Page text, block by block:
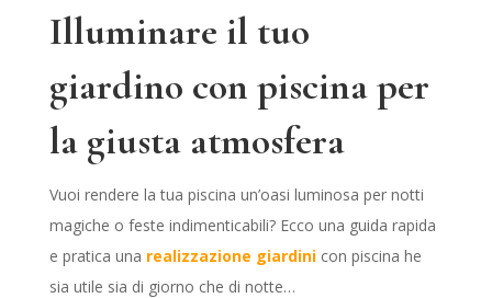
Illuminare il tuo
giardino con piscina per
la giusta atmosfera
Vuoi rendere la tua piscina un’oasi luminosa per notti
magiche o feste indimenticabili? Ecco una guida rapida
e pratica una realizzazione giardinicon piscina he
sia utile sia di giorno che di notte…